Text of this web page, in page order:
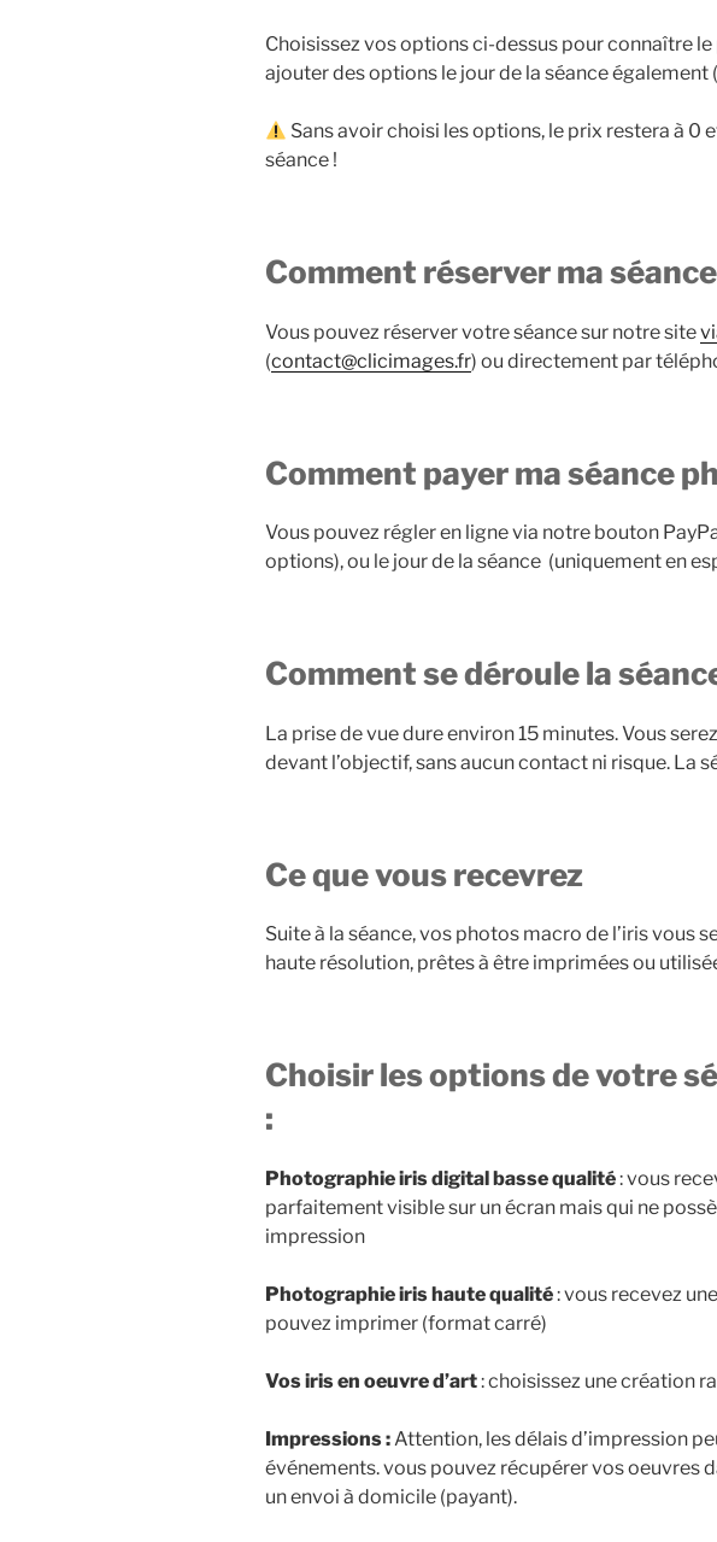
Choisissez vos options ci-dessus pour connaître
ajouter des options le jour de la séance
Sans avoir choisi les options, le prix restera à 0
séance !
Comment réserver ma
Vous pouvez réserver votre séance sur notre site
(contact@clicimages.fr) ou directement par
Comment payer ma séance
Vous pouvez régler en ligne via notre bouton
options), ou le jour de la séance (uniquement en
Comment se déroule la
La prise de vue dure environ 15 minutes. Vous
devant l’objectif, sans aucun contact ni risque. La
Ce que vous recevrez
Suite à la séance, vos photos macro de l’iris vous
haute résolution, prêtes à être imprimées ou
Choisir les options de votre
:
Photographie iris digital basse qualité: vous
parfaitement visible sur un écran mais qui ne
impression
Photographie iris haute qualité: vous recevez
pouvez imprimer (format carré)
Vos iris en oeuvre d’art: choisissez une création
Impressions : Attention, les délais d’impression
événements. vous pouvez récupérer vos oeuvres
un envoi à domicile (payant).